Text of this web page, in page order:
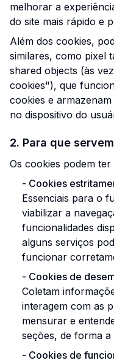
melhorar a
do site mais rápido e
Além dos cookies,
similares, como pixel
shared objects (às
cookies"), que
cookies e
no dispositivo do
2. Para que
Os cookies podem
- Cookies
Essenciais para o
viabilizar a
funcionalidades
alguns serviços
funcionar
- Cookies de
Coletam
interagem com as
mensurar e
seções, de forma
- Cookies de